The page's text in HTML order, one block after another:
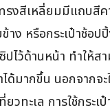
รงสีเหลี่ยมมีแถบสีค
าง หรือกระเป๋าช้อ
ไว้ด้านหน้า ทำให้ส
ด้มากขึ้น นอกจากจะ
ยวทะเล การใช้กระ